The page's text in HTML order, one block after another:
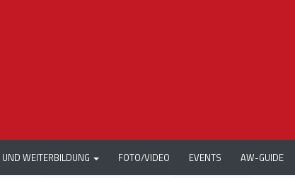
WEITERBILDUNG FOTO/VIDEO EVENTS AW-GUIDE